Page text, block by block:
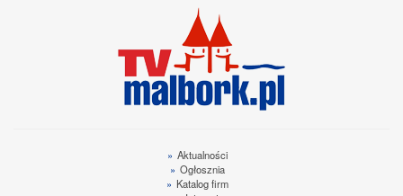
» Aktualności
» Ogłosznia
» Katalog firm